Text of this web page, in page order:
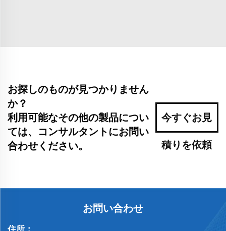
お探しのものが見つかりません
か？
利用可能なその他の製品につい
ては、コンサルタントにお問い
合わせください。
今すぐお見
積りを依頼
お問い合わせ
住所：